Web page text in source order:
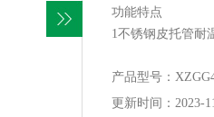
功能特点
1不锈钢皮托管耐
2稳定性好，满度
70℃范围内，温度
产品型号：
更新时间：2023-